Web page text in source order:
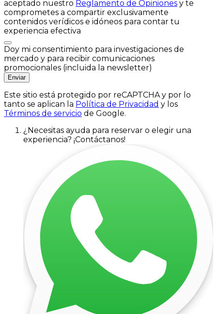
aceptado nuestro Reglamento de Opiniones y te
comprometes a compartir exclusivamente
contenidos verídicos e idóneos para contar tu
experiencia efectiva
Doy mi consentimiento para investigaciones de
mercado y para recibir comunicaciones
promocionales (incluida la newsletter)
Enviar
Este sitio está protegido por reCAPTCHA y por lo
tanto se aplican la Política de Privacidad y los
Términos de servicio de Google.
¿Necesitas ayuda para reservar o elegir una
experiencia? ¡Contáctanos!